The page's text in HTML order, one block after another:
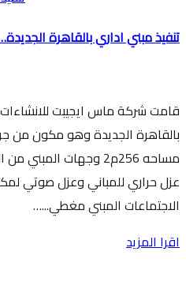
تنفيذ مبني اداري بالقاهرة
قامت شركة ماس ايجيبت للانشاءات
مساحه 256م2 وجهات
عزل حراري للمباني وعزل صوتي
الاجتماعات المبني مغطي...…
اقرا المزيد